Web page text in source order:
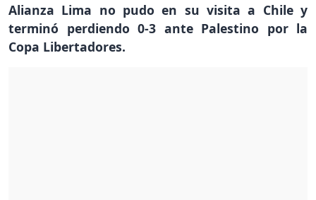
Alianza Lima no pudo en su visita a Chile y
terminó perdiendo 0-3 ante Palestino por la
Copa Libertadores.